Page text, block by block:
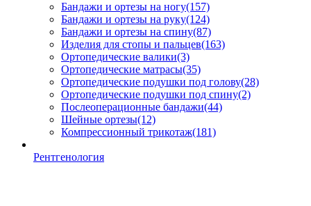
Бандажи и ортезы на ногу(157)
Бандажи и ортезы на руку(124)
Бандажи и ортезы на спину(87)
Изделия для стопы и пальцев(163)
Ортопедические валики(3)
Ортопедические матрасы(35)
Ортопедические подушки под голову(28)
Ортопедические подушки под спину(2)
Послеоперационные бандажи(44)
Шейные ортезы(12)
Компрессионный трикотаж(181)
Рентгенология